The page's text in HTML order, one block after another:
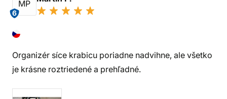
MP
6
Organizér síce krabicu poriadne nadvihne, ale všetko
je krásne roztriedené a prehľadné.